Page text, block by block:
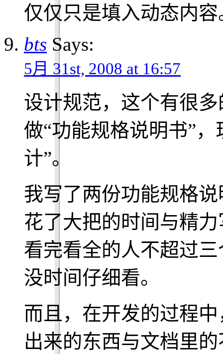
仅仅只是填入动态内容
bts Says:
5月 31st, 2008 at 16:57
设计规范，这个有很
做“功能规格说明书”
计”。
我写了两份功能规格
花了大把的时间与精
看完看全的人不超过
没时间仔细看。
而且，在开发的过程
出来的东西与文档里